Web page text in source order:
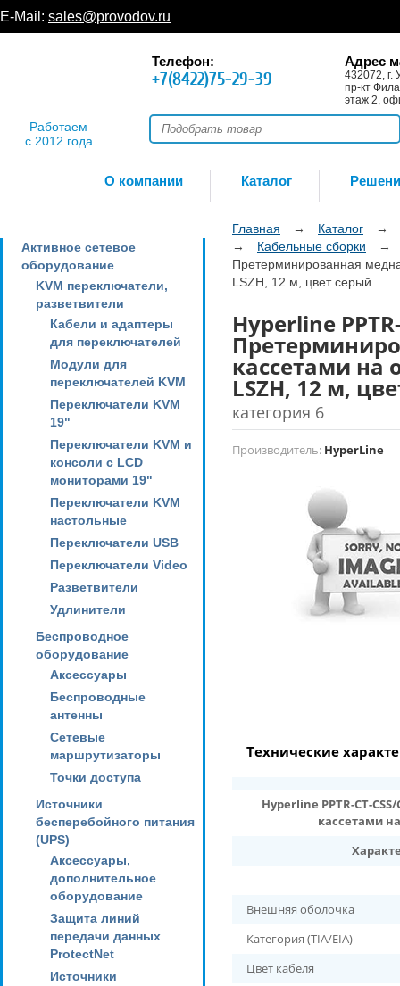
E-Mail: sales@provodov.ru
Работаем
с 2012 года
Телефон:
+7(8422)75-29-39
Адрес
432072, г.
пр-кт
этаж 2,
О компании Каталог
Активное сетевое
оборудование
KVM переключатели,
разветвители
Кабели и адаптеры
для переключателей
Модули для
переключателей KVM
Переключатели KVM
19"
Переключатели KVM и
консоли с LCD
мониторами 19"
Переключатели KVM
настольные
Переключатели USB
Переключатели Video
Разветвители
Удлинители
Беспроводное
оборудование
Аксессуары
Беспроводные
антенны
Сетевые
маршрутизаторы
Точки доступа
Источники
бесперебойного питания
(UPS)
Аксессуары,
дополнительное
оборудование
Защита линий
передачи данных
ProtectNet
Источники
Главная → Каталог
→
→
Кабельные сборки
→
Претерминированная
LSZH, 12 м, цвет серый
Hyperline
кассетами на
LSZH, 12 м,
категория 6
Производитель: HyperLine
Технические
Hyperline PPTR-CT-
кассетами
Внешняя оболочка
Категория (TIA/EIA)
Цвет кабеля